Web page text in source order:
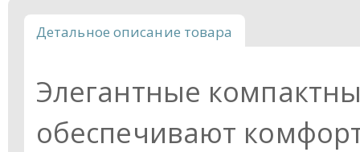
Детальное описание товара
Элегантные
обеспечивают